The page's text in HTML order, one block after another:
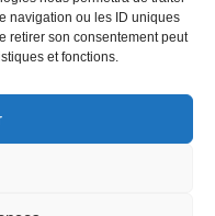
navigation ou les ID uniques
retirer son consentement peut
et fonctions.